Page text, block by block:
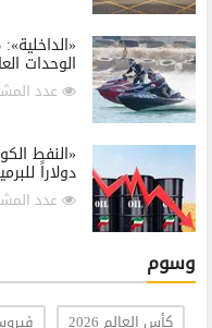
الوحدات
عدد
دولاراً
عدد
وسوم
كأس العالم 2026